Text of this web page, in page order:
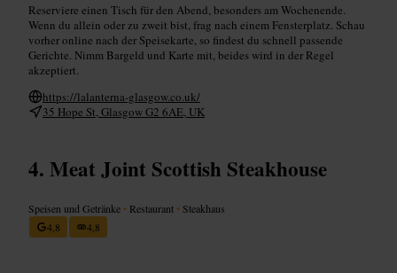
Reserviere einen Tisch für den Abend, besonders am Wochenende.
Wenn du allein oder zu zweit bist, frag nach einem Fensterplatz. Schau
vorher online nach der Speisekarte, so findest du schnell passende
Gerichte. Nimm Bargeld und Karte mit, beides wird in der Regel
akzeptiert.
https://lalanterna-glasgow.co.uk/
35 Hope St, Glasgow G2 6AE, UK
Meat Joint Scottish Steakhouse
Speisen und Getränke • Restaurant • Steakhaus
4,8
4,8